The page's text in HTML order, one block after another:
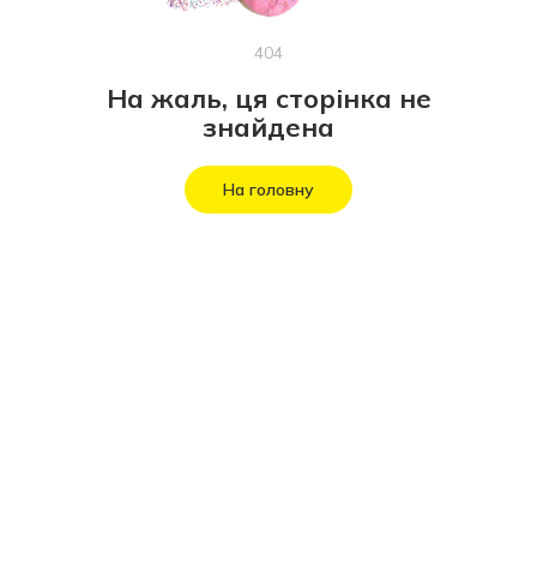
404
На жаль, ця сторінка не
знайдена
На головну